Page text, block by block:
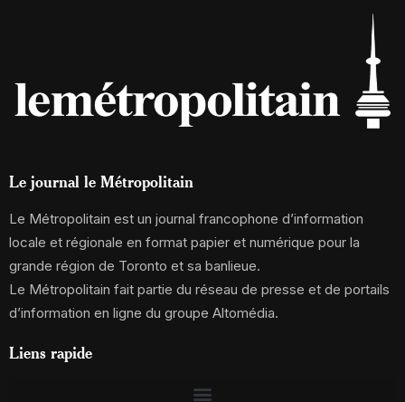
Le journal le Métropolitain
Le Métropolitain est un journal francophone d’information
locale et régionale en format papier et numérique pour la
grande région de Toronto et sa banlieue.
Le Métropolitain fait partie du réseau de presse et de portails
d’information en ligne du groupe Altomédia.
Liens rapide